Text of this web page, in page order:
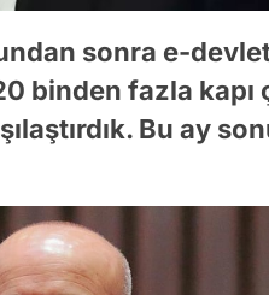
sonra e-
binden fazla kapı
Bu ay